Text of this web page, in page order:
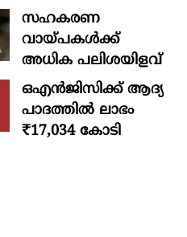
സഹകരണ
വായ്പകള്‍ക്ക്
അധിക പലിശയിളവ്
ഒഎന്‍ജിസിക്ക് ആദ്യ
പാദത്തില്‍ ലാഭം
₹17,034 കോടി